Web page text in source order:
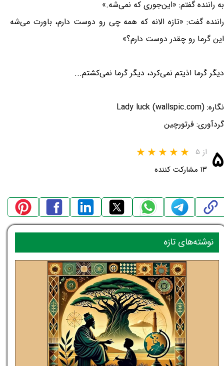
به راننده گفتم: «این‌جوری كه نمی‌شه.»
راننده گفت: «تازه الانه كه همه چی رو دوست دارم، باورت می‌شه
این گرما رو چقدر دوست دارم؟»
دیگر گرما اذیتم نمی‌كرد، دیگر گرما نمی‌كشتم...
نگاره: Lady luck (wallspic.com)
گردآوری: فرتورچین
۵ از ۵
۱۳ مشارکت کننده
نوشته‌های تازه